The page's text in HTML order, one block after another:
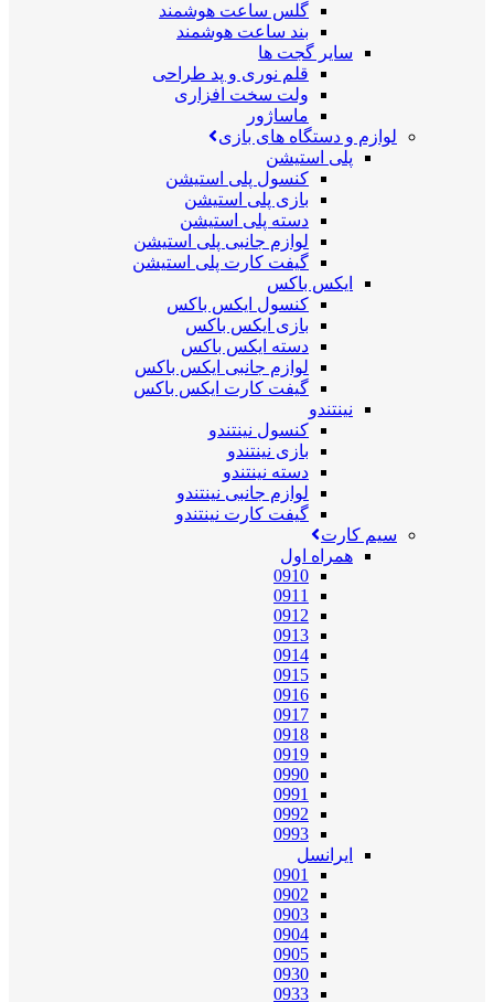
گلس ساعت هوشمند
بند ساعت هوشمند
سایر گجت ها
قلم نوری و پد طراحی
ولت سخت افزاری
ماساژور
لوازم و دستگاه های بازی
پلی استیشن
کنسول پلی استیشن
بازی پلی استیشن
دسته پلی استیشن
لوازم جانبی پلی استیشن
گیفت کارت پلی استیشن
ایکس باکس
کنسول ایکس باکس
بازی ایکس باکس
دسته ایکس باکس
لوازم جانبی ایکس باکس
گیفت کارت ایکس باکس
نینتندو
کنسول نینتندو
بازی نینتندو
دسته نینتندو
لوازم جانبی نینتندو
گیفت کارت نینتندو
سیم کارت
همراه اول
0910
0911
0912
0913
0914
0915
0916
0917
0918
0919
0990
0991
0992
0993
ایرانسل
0901
0902
0903
0904
0905
0930
0933